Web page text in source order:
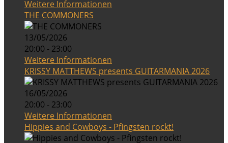
Weitere Informationen
THE COMMONERS
13/05/2026
20:00 - 23:00
Weitere Informationen
KRISSY MATTHEWS presents GUITARMANIA 2026
16/05/2026
20:00 - 23:00
Weitere Informationen
Hippies and Cowboys - Pfingsten rockt!